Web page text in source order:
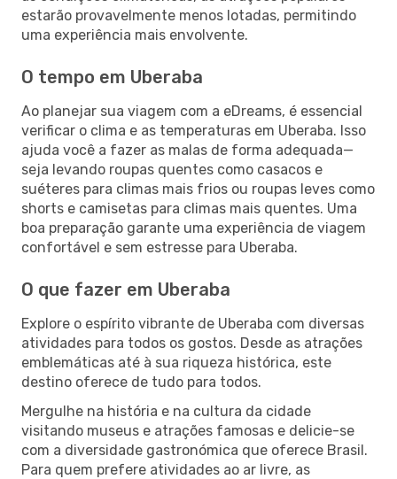
estarão provavelmente menos lotadas, permitindo
uma experiência mais envolvente.
O tempo em Uberaba
Ao planejar sua viagem com a eDreams, é essencial
verificar o clima e as temperaturas em Uberaba. Isso
ajuda você a fazer as malas de forma adequada—
seja levando roupas quentes como casacos e
suéteres para climas mais frios ou roupas leves como
shorts e camisetas para climas mais quentes. Uma
boa preparação garante uma experiência de viagem
confortável e sem estresse para Uberaba.
O que fazer em Uberaba
Explore o espírito vibrante de Uberaba com diversas
atividades para todos os gostos. Desde as atrações
emblemáticas até à sua riqueza histórica, este
destino oferece de tudo para todos.
Mergulhe na história e na cultura da cidade
visitando museus e atrações famosas e delicie-se
com a diversidade gastronómica que oferece Brasil.
Para quem prefere atividades ao ar livre, as